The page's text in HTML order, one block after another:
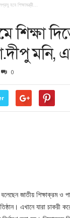
হবে শিক্ষামন্ত্রী...
শিক্ষা
মনি,
0
বলেছেন জাতীয় শিক্ষাক্রম
এখানে যারা চাকরী